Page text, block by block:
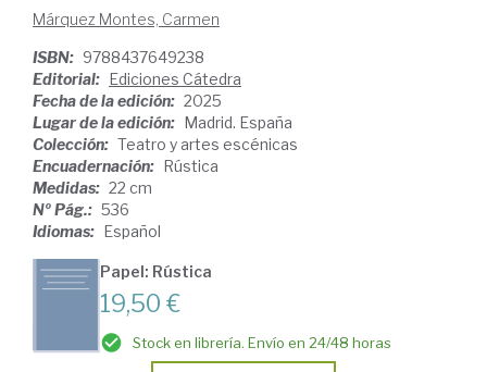
Márquez Montes, Carmen
ISBN: 9788437649238
Editorial: Ediciones Cátedra
Fecha de la edición: 2025
Lugar de la edición: Madrid. España
Colección: Teatro y artes escénicas
Encuadernación: Rústica
Medidas: 22 cm
Nº Pág.: 536
Idiomas: Español
Papel: Rústica
19,50 €
Stock en librería. Envío en 24/48 horas